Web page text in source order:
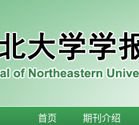
首页 期刊介绍